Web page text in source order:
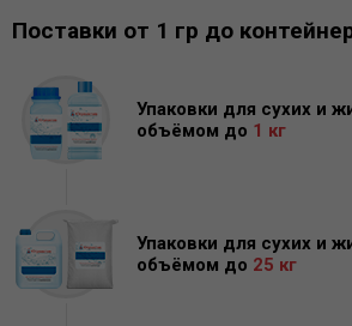
Поставки от 1 гр до
Упаковки для сухих и
объёмом до 1 кг
Упаковки для сухих и
объёмом до 25 кг